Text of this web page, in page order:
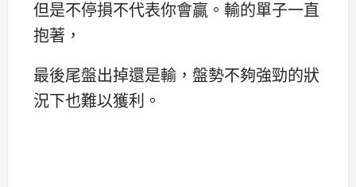
但是不停損不代表你會贏。輸的單子一直
抱著，
最後尾盤出掉還是輸，盤勢不夠強勁的狀
況下也難以獲利。